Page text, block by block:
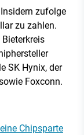
zufolge
zu zahlen.
SK Hynix, der
Foxconn.
Chipsparte